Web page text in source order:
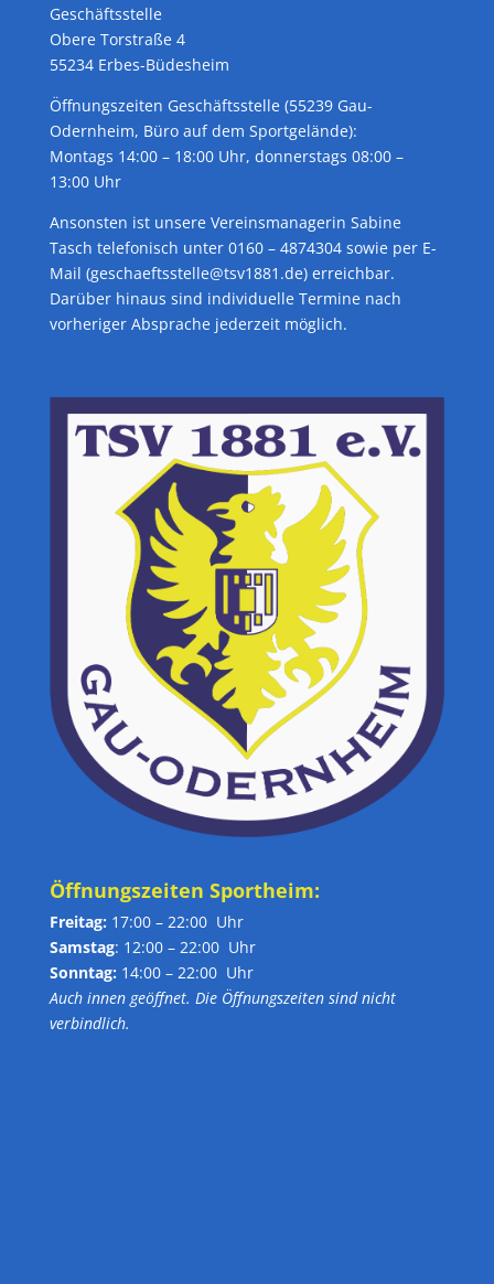
Geschäftsstelle
Obere Torstraße 4
55234 Erbes-Büdesheim
Öffnungszeiten Geschäftsstelle (55239 Gau-
Odernheim, Büro auf dem Sportgelände):
Montags 14:00 – 18:00 Uhr, donnerstags 08:00 –
13:00 Uhr
Ansonsten ist unsere Vereinsmanagerin Sabine
Tasch telefonisch unter 0160 – 4874304 sowie per E-
Mail (geschaeftsstelle@tsv1881.de) erreichbar.
Darüber hinaus sind individuelle Termine nach
vorheriger Absprache jederzeit möglich.
Öffnungszeiten Sportheim:
Freitag: 17:00 – 22:00 Uhr
Samstag: 12:00 – 22:00 Uhr
Sonntag: 14:00 – 22:00 Uhr
Auch innen geöffnet. Die Öffnungszeiten sind nicht
verbindlich.